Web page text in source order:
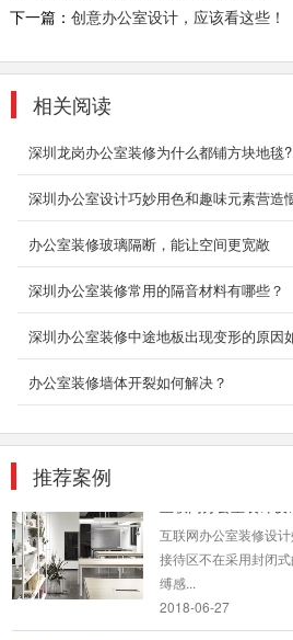
下一篇： 创意办公室设计，应该看这些！
相关阅读
深圳龙岗办公室装修为什么都铺方块地毯?
深圳办公室设计巧妙用色和趣味元素营造
办公室装修玻璃隔断，能让空间更宽敞
深圳办公室装修常用的隔音材料有哪些？
深圳办公室装修中途地板出现变形的原因
办公室装修墙体开裂如何解决？
推荐案例
办公室是为处理一种
2018-06-27
房产办公室装修
传统中式家具无疑是
从官帽椅、圈椅，到
等，每一...
2018-07-30
创意办公室装修_盛
本案设计针对个体的现
2018-06-26
互联网办公室装修设计
接待区不在采用封闭
缚感...
2018-06-27